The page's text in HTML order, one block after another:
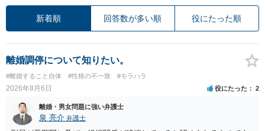
新着順 回答数が多い順 役にたった順
離婚調停について知りたい。
#離婚すること自体 #性格の不一致 #モラハラ
2026年8月6日 役にたった 2
離婚・男女問題に強い弁護士
泉 亮介 弁護士